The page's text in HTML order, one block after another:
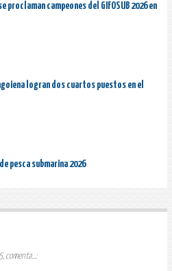
proclaman campeones del GIFOSUB 2026 en
logran dos cuartos puestos en el
pesca submarina 2026
comenta...: